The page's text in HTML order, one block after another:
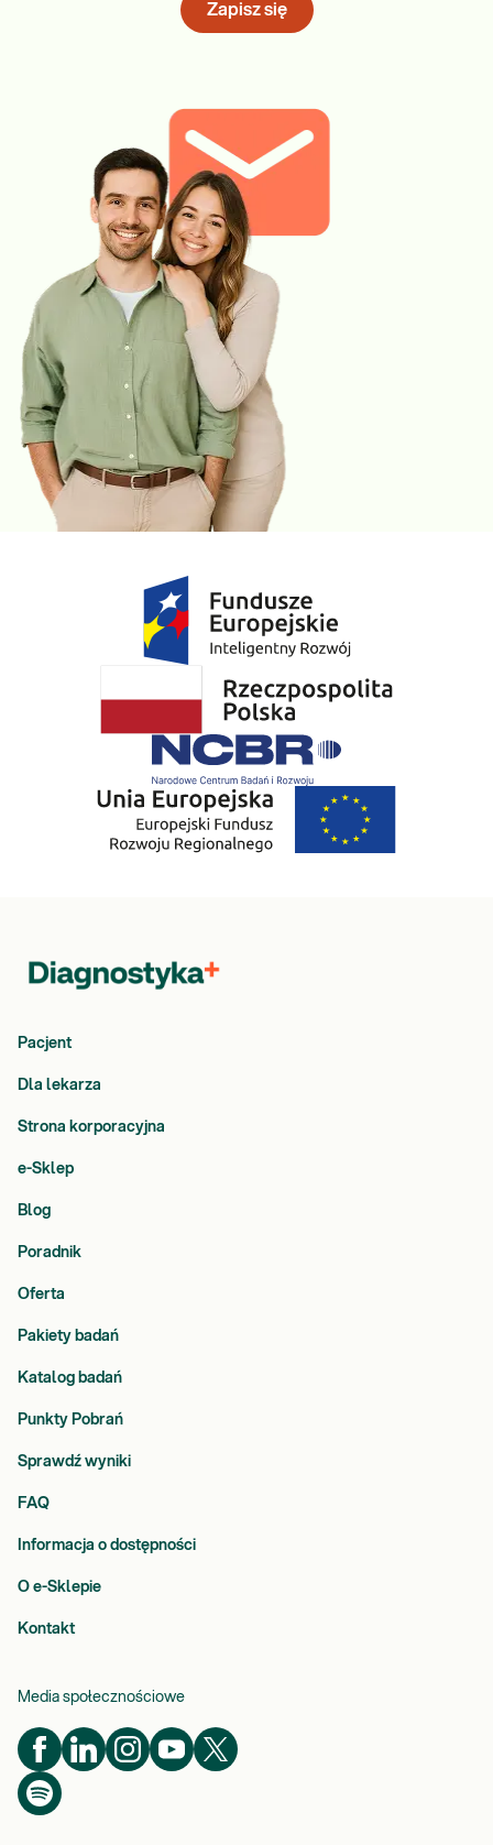
Zapisz się
Pacjent
Dla lekarza
Strona korporacyjna
e-Sklep
Blog
Poradnik
Oferta
Pakiety badań
Katalog badań
Punkty Pobrań
Sprawdź wyniki
FAQ
Informacja o dostępności
O e-Sklepie
Kontakt
Media społecznościowe